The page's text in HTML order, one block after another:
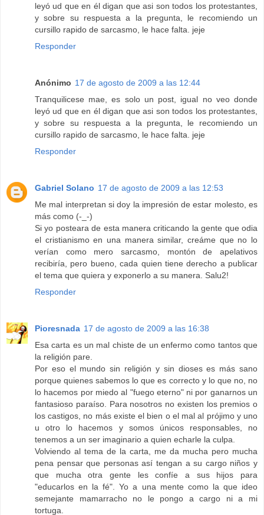
leyó ud que en él digan que asi son todos los protestantes,
y sobre su respuesta a la pregunta, le recomiendo un
cursillo rapido de sarcasmo, le hace falta. jeje
Responder
Anónimo 17 de agosto de 2009 a las 12:44
Tranquilicese mae, es solo un post, igual no veo donde
leyó ud que en él digan que asi son todos los protestantes,
y sobre su respuesta a la pregunta, le recomiendo un
cursillo rapido de sarcasmo, le hace falta. jeje
Responder
Gabriel Solano 17 de agosto de 2009 a las 12:53
Me mal interpretan si doy la impresión de estar molesto, es
más como (-_-)
Si yo posteara de esta manera criticando la gente que odia
el cristianismo en una manera similar, creáme que no lo
verían como mero sarcasmo, montón de apelativos
recibiría, pero bueno, cada quien tiene derecho a publicar
el tema que quiera y exponerlo a su manera. Salu2!
Responder
Pioresnada 17 de agosto de 2009 a las 16:38
Esa carta es un mal chiste de un enfermo como tantos que
la religión pare.
Por eso el mundo sin religión y sin dioses es más sano
porque quienes sabemos lo que es correcto y lo que no, no
lo hacemos por miedo al "fuego eterno" ni por ganarnos un
fantasioso paraíso. Para nosotros no existen los premios o
los castigos, no más existe el bien o el mal al prójimo y uno
u otro lo hacemos y somos únicos responsables, no
tenemos a un ser imaginario a quien echarle la culpa.
Volviendo al tema de la carta, me da mucha pero mucha
pena pensar que personas así tengan a su cargo niños y
que mucha otra gente les confíe a sus hijos para
"educarlos en la fé". Yo a una mente como la que ideo
semejante mamarracho no le pongo a cargo ni a mi
tortuga.